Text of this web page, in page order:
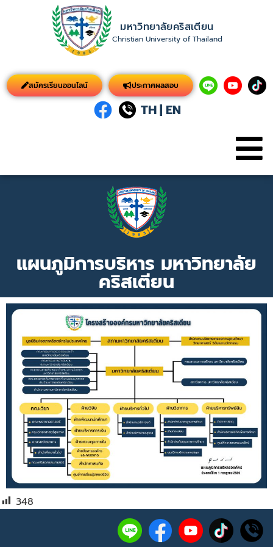
มหาวิทยาลัยคริสเตียน
Christian University of Thailand
สมัครเรียนออนไลน์ ประกาศผลสอบ
TH| EN
แผนภูมิการบริหาร มหาวิทยาลัย
คริสเตียน
348